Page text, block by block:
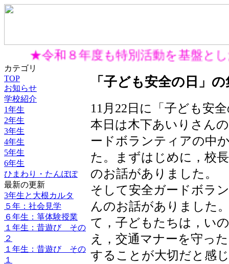
★令和８年度も特別活動を基盤と
カテゴリ
TOP
お知らせ
学校紹介
1年生
2年生
3年生
4年生
5年生
6年生
ひまわり・たんぽぽ
最新の更新
3年生と大根カルタ
５年：社会見学
６年生：箏体験授業
１年生：昔遊び その
２
１年生：昔遊び その
１
「子ども安全の日」
11月22日に「子ども安
本日は木下あいりさん
ードボランティアの中
た。まずはじめに，校
のお話がありました。
そして安全ガードボラ
んのお話がありました
て，子どもたちは，い
え，交通マナーを守っ
することが大切だと感